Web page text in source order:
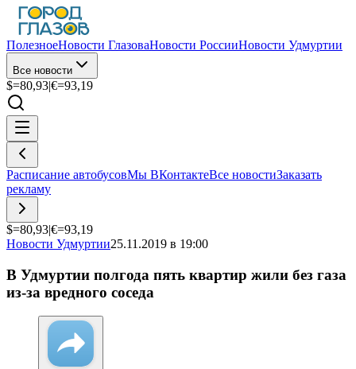
ПолезноеНовости ГлазоваНовости РоссииНовости Удмуртии
Все новости
$=80,93|€=93,19
Расписание автобусовМы ВКонтактеВсе новостиЗаказать
рекламу
$=80,93|€=93,19
Новости Удмуртии25.11.2019 в 19:00
В Удмуртии полгода пять квартир жили без газа
из-за вредного соседа